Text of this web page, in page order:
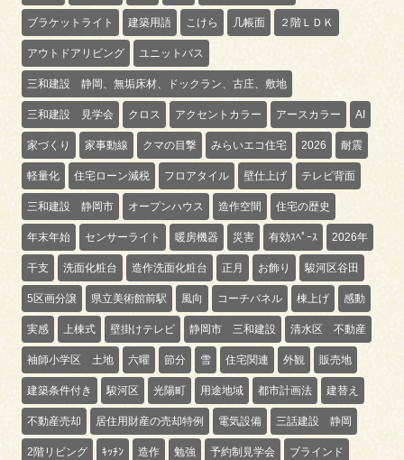
ブラケットライト 建築用語 こけら 几帳面 ２階ＬＤＫ
アウトドアリビング ユニットバス
三和建設 静岡、無垢床材、ドックラン、古庄、敷地
三和建設 見学会 クロス アクセントカラー アースカラー AI
家づくり 家事動線 クマの目撃 みらいエコ住宅 2026 耐震
軽量化 住宅ローン減税 フロアタイル 壁仕上げ テレビ背面
三和建設 静岡市 オープンハウス 造作空間 住宅の歴史
年末年始 センサーライト 暖房機器 災害 有効ｽﾍﾟｰｽ 2026年
干支 洗面化粧台 造作洗面化粧台 正月 お飾り 駿河区谷田
5区画分譲 県立美術館前駅 風向 コーチパネル 棟上げ 感動
実感 上棟式 壁掛けテレビ 静岡市 三和建設 清水区 不動産
袖師小学区 土地 六曜 節分 雪 住宅関連 外観 販売地
建築条件付き 駿河区 光陽町 用途地域 都市計画法 建替え
不動産売却 居住用財産の売却特例 電気設備 三話建設 静岡
2階リビング ｷｯﾁﾝ 造作 勉強 予約制見学会 ブラインド